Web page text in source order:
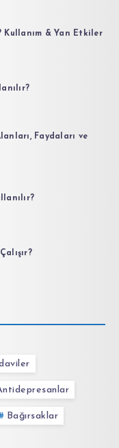
Kullanım & Yan Etkiler
Faydaları ve
Bağırsaklar